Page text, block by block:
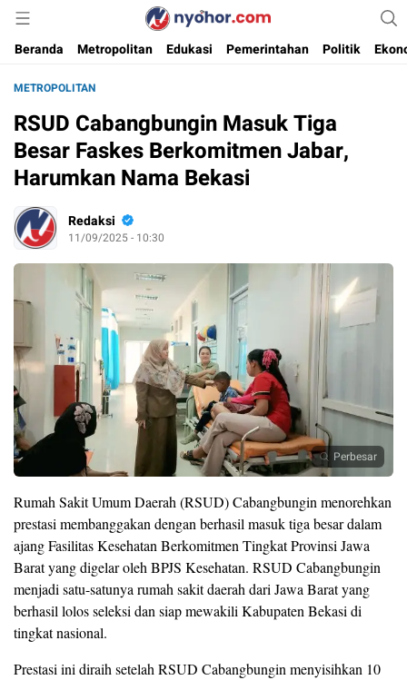
Nyohor.com
Media Informasi Ternyohor
Beranda
Metropolitan Edukasi Pemerintahan Politik
METROPOLITAN
RSUD Cabangbungin Masuk Tiga
Besar Faskes Berkomitmen Jabar,
Harumkan Nama Bekasi
Redaksi
11/09/2025 - 10:30
Perbesar
Rumah Sakit Umum Daerah (RSUD) Cabangbungin menorehkan
prestasi membanggakan dengan berhasil masuk tiga besar dalam
ajang Fasilitas Kesehatan Berkomitmen Tingkat Provinsi Jawa
Barat yang digelar oleh BPJS Kesehatan. RSUD Cabangbungin
menjadi satu-satunya rumah sakit daerah dari Jawa Barat yang
berhasil lolos seleksi dan siap mewakili Kabupaten Bekasi di
tingkat nasional.
Prestasi ini diraih setelah RSUD Cabangbungin menyisihkan 10